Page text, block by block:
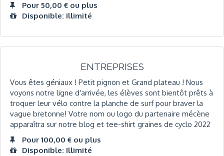
Pour 50,00 € ou plus
Disponible: Illimité
ENTREPRISES
Vous êtes géniaux ! Petit pignon et Grand plateau ! Nous
voyons notre ligne d'arrivée, les élèves sont bientôt prêts à
troquer leur vélo contre la planche de surf pour braver la
vague bretonne! Votre nom ou logo du partenaire mécène
apparaîtra sur notre blog et tee-shirt graines de cyclo 2022
Pour 100,00 € ou plus
Disponible: Illimité